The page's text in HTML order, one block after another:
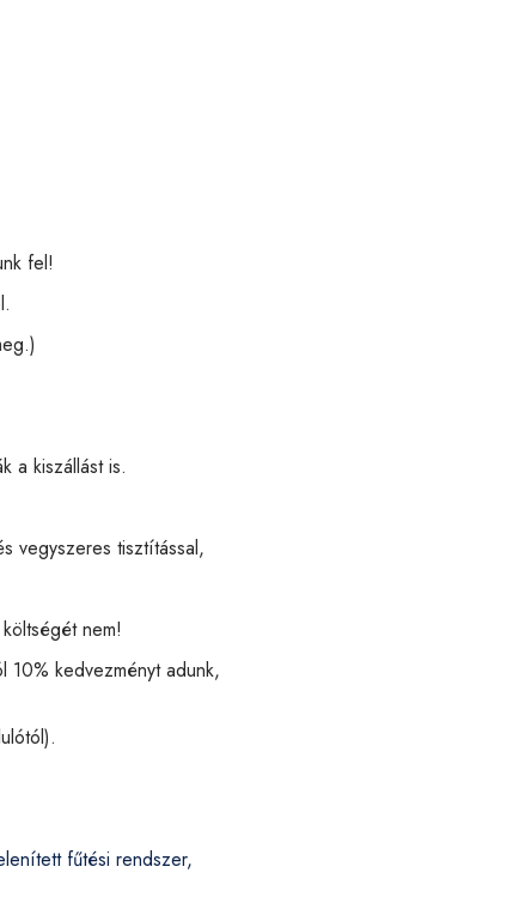
fel!
a kiszállást is.
vegyszeres tisztítással,
nem!
10% kedvezményt adunk,
fűtési rendszer,